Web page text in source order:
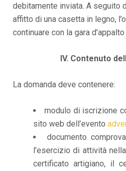
debitamente inviata. A seguito
affitto di una casetta in legno,
continuare con la gara d’appalto
IV. Contenuto
La domanda deve contenere:
modulo di iscrizione
sito web dell’evento
documento
l’esercizio di attività
certificato artigiano, il